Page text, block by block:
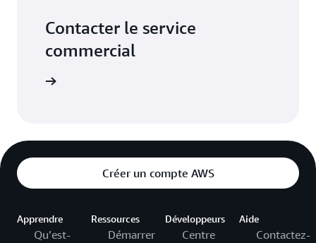
Contacter le service
commercial
Créer un compte AWS
Apprendre
Qu’est-
Ressources
Démarrer
Développeurs
Centre
Aide
Contactez-